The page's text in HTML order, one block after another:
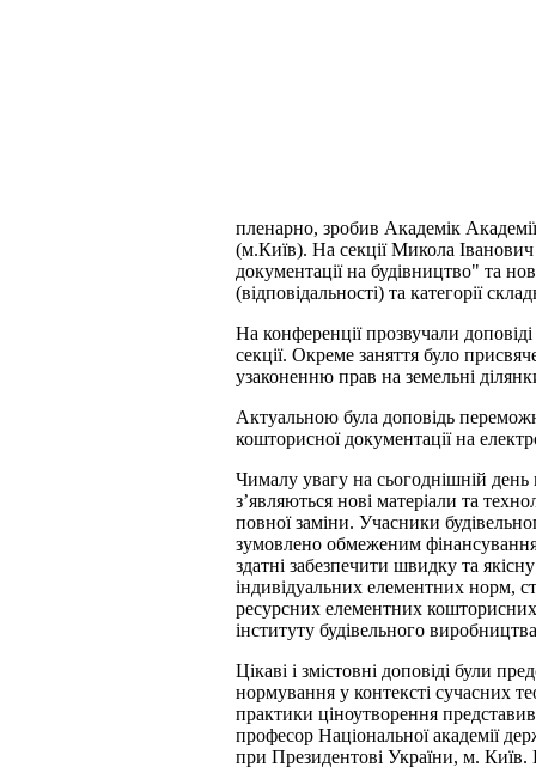
пленарно, зробив Академік
(м.Київ). На секції Микола
документації на будівництво" та
(відповідальності) та категорії
На конференції прозвучали
секції. Окреме заняття було
узаконенню прав на земельні
Актуальною була доповідь
кошторисної документації на
Чималу увагу на сьогоднішній
з’являються нові матеріали та
повної заміни. Учасники
зумовлено обмеженим фінансуванням
здатні забезпечити швидку та
індивідуальних елементних норм,
ресурсних елементних
інституту будівельного
Цікаві і змістовні доповіді були
нормування у контексті сучасних
практики ціноутворення
професор Національної академії
при Президентові України, м. Київ.